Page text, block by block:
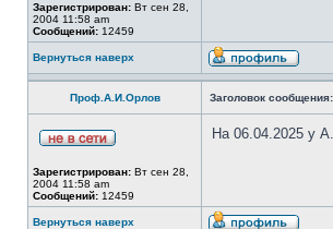
Зарегистрирован: Вт сен 28,
2004 11:58 am
Сообщений: 12459
Вернуться наверх
Проф.А.И.Орлов Заголовок сообщения:
Зарегистрирован: Вт сен 28,
2004 11:58 am
Сообщений: 12459
На 06.04.2025 у
Вернуться наверх